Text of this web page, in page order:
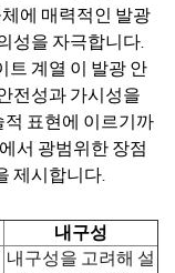
에 매력적인 발광
성을 자극합니다.
트 계열 이 발광 안
전성과 가시성을
적 표현에 이르기까
서 광범위한 장점
제시합니다.
내구성
내구성을 고려해 설